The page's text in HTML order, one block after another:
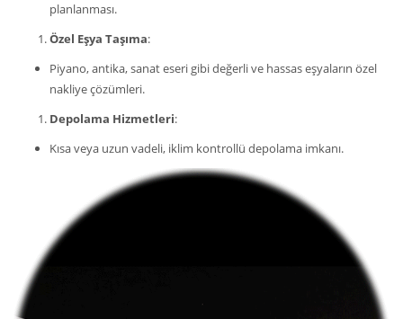
planlanması.
Özel Eşya Taşıma:
Piyano, antika, sanat eseri gibi değerli ve hassas eşyaların özel
nakliye çözümleri.
Depolama Hizmetleri:
Kısa veya uzun vadeli, iklim kontrollü depolama imkanı.